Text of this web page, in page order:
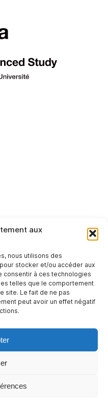
aux
nous utilisons des
stocker et/ou accéder aux
consentir à ces technologies
telles que le comportement
site. Le fait de ne pas
peut avoir un effet négatif
Study of Aix-